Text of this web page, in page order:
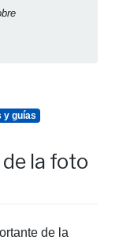
y guías
la foto
de la